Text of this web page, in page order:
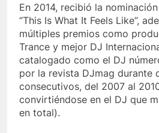
En 2014, recibió la
“This Is What It Feels Like”,
múltiples premios como
Trance y mejor DJ
catalogado como el DJ
por la revista DJmag durante
consecutivos, del 2007 al
convirtiéndose en el DJ que
en total).